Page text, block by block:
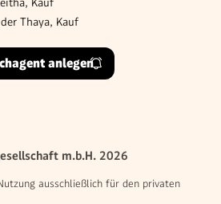
Thaya, Kauf
anlegen
m.b.H. 2026
ausschließlich für den privaten